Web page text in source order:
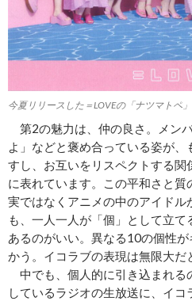
今夏リリースした＝LOVEの「ナツマトペ」
第2の魅力は、仲の良さ。メン
よ」などと褒め合っている姿が、
すし、お互いをリスペクトする関
に表れています。この平和さと質
実ではなくアニメの中のアイド
も、一人一人が「個」として立
あるのがいい。異なる10の個性
かう。イコラブの表現は無限大だ
中でも、個人的に引き込まれる
しているラジオの生放送に、イ